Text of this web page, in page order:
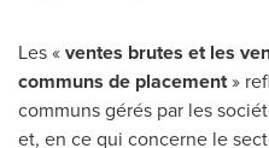
Les «ventes brutes et les
communs de placement»
communs gérés par les
et, en ce qui concerne le